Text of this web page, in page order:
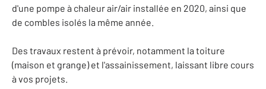
d'une pompe à chaleur air/air installée en 2020, ainsi que
de combles isolés la même année.
Des travaux restent à prévoir, notamment la toiture
(maison et grange) et l'assainissement, laissant libre cours
à vos projets.